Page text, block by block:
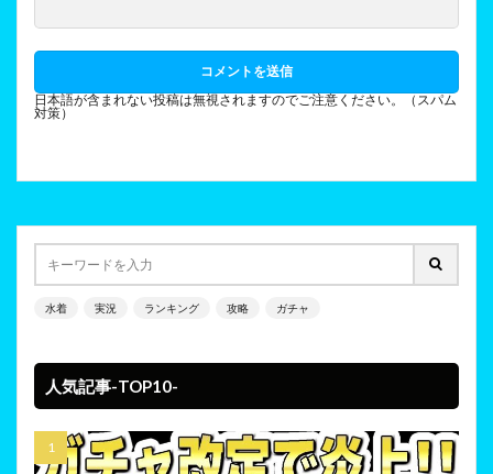
日本語が含まれない投稿は無視されますのでご注意ください。（スパム
対策）
水着 実況 ランキング 攻略 ガチャ
人気記事-TOP10-